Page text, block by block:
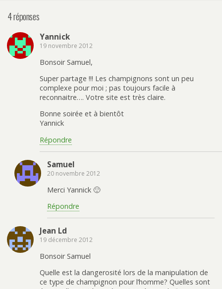
4 réponses
Yannick
19 novembre 2012
Bonsoir Samuel,
Super partage !!! Les champignons sont un peu
complexe pour moi ; pas toujours facile à
reconnaitre…. Votre site est très claire.
Bonne soirée et à bientôt
Yannick
Répondre
Samuel
20 novembre 2012
Merci Yannick 🙂
Répondre
Jean Ld
19 décembre 2012
Bonsoir Samuel
Quelle est la dangerosité lors de la manipulation de
ce type de champignon pour l’homme? Quelles sont